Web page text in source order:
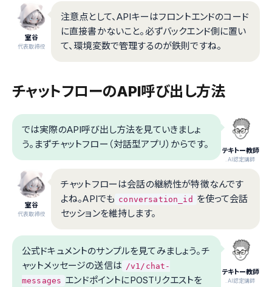
室谷
代表取締役
注意点として、APIキーはフロントエンドのコード
に直接書かないこと。必ずバックエンド側に置い
て、環境変数で管理するのが鉄則ですね。
チャットフローのAPI呼び出し方法
テキトー教師
.AI認定講師
では実際のAPI呼び出し方法を見ていきましょ
う。まずチャットフロー（対話型アプリ）からです。
室谷
代表取締役
チャットフローは会話の継続性が特徴なんです
よね。APIでも conversation_id を使って会話
セッションを維持します。
テキトー教師
.AI認定講師
公式ドキュメントのサンプルを見てみましょう。チ
ャットメッセージの送信は /v1/chat-
messages エンドポイントにPOSTリクエストを